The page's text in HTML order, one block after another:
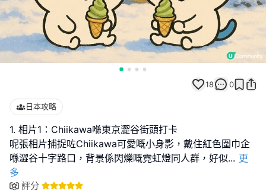
18 0
日本攻略
1. 相片1：Chiikawa喺東京澀谷街頭打卡
呢張相片捕捉咗Chiikawa可愛嘅小身影，戴住紅色圍巾企
喺澀谷十字路口，背景係閃爍嘅霓虹燈同人群，好似... 更
多
評分